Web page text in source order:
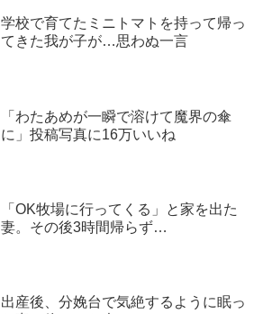
学校で育てたミニトマトを持って帰っ
てきた我が子が…思わぬ一言
「わたあめが一瞬で溶けて魔界の傘
に」投稿写真に16万いいね
「OK牧場に行ってくる」と家を出た
妻。その後3時間帰らず…
出産後、分娩台で気絶するように眠っ